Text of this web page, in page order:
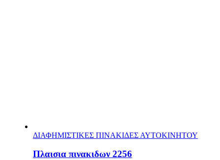
ΔΙΑΦΗΜΙΣΤΙΚΕΣ ΠΙΝΑΚΙΔΕΣ ΑΥΤΟΚΙΝΗΤΟΥ
Πλαισια πινακιδων 2256